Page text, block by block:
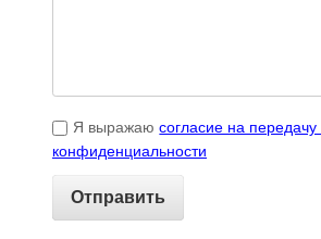
Я выражаюсогласие на
конфиденциальности
Отправить